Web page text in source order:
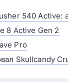
540 Active:
8 Active Gen 2
Pro
Skullcandy